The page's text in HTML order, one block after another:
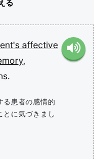
る
affective
る患者の感情的
とに気づきまし